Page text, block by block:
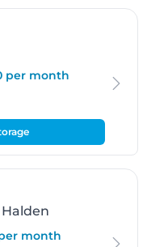
per month
Østfold, Halden
month